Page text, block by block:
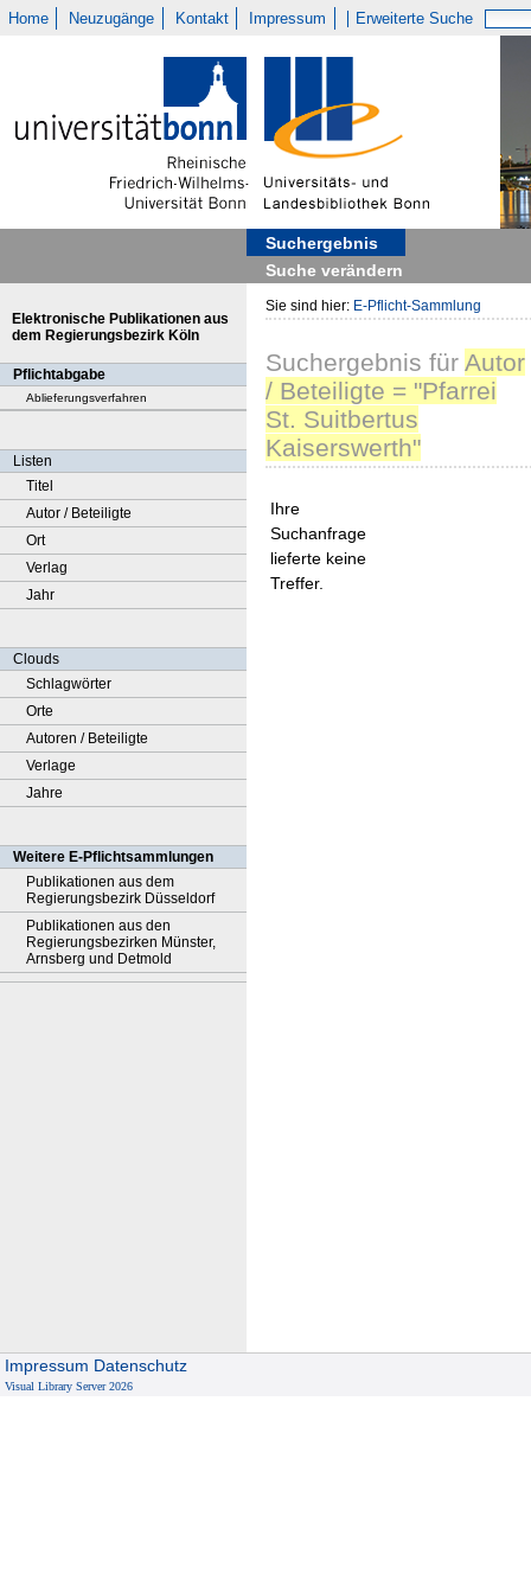
Home Neuzugänge Kontakt Impressum Erweiterte Suche
Suchergebnis
Suche verändern
Elektronische Publikationen aus
dem Regierungsbezirk Köln
Pflichtabgabe
Ablieferungsverfahren
Listen
Titel
Autor / Beteiligte
Ort
Verlag
Jahr
Clouds
Schlagwörter
Orte
Autoren / Beteiligte
Verlage
Jahre
Weitere E-Pflichtsammlungen
Publikationen aus dem
Regierungsbezirk Düsseldorf
Publikationen aus den
Regierungsbezirken Münster,
Arnsberg und Detmold
Sie sind hier: E-Pflicht-Sammlung
Suchergebnis für Autor
/ Beteiligte = "Pfarrei
St. Suitbertus
Kaiserswerth"
Ihre
Suchanfrage
lieferte keine
Treffer.
Impressum Datenschutz
Visual Library Server 2026